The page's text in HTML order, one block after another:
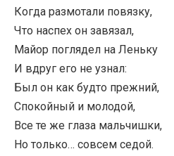
Когда размотали повязку,
Что наспех он завязал,
Майор поглядел на Леньку
И вдруг его не узнал:
Был он как будто прежний,
Спокойный и молодой,
Все те же глаза мальчишки,
Но только… совсем седой.